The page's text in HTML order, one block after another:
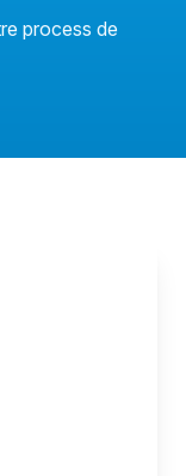
process de